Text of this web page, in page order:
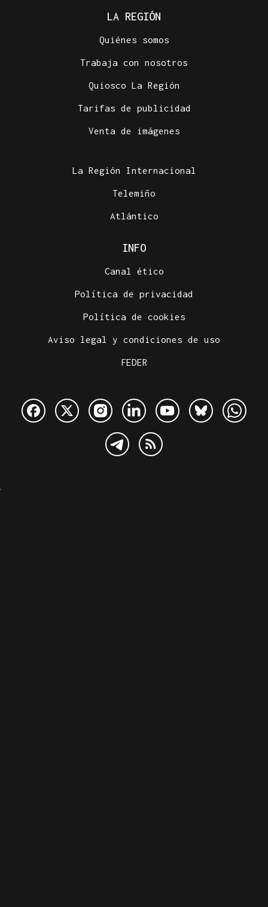
LA REGIÓN
Quiénes somos
Trabaja con nosotros
Quiosco La Región
Tarifas de publicidad
Venta de imágenes
La Región Internacional
Telemiño
Atlántico
INFO
Canal ético
Política de privacidad
Política de cookies
Aviso legal y condiciones de uso
FEDER